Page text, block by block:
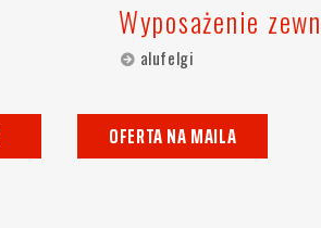
Wyposażenie
alufelgi
OFERTA NA MAILA